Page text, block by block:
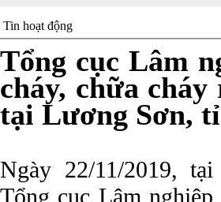
Tin hoạt động
Tổng cục Lâm
cháy, chữa
tại Lương Sơn,
Ngày 22/11/2019,
Tổng cục Lâm